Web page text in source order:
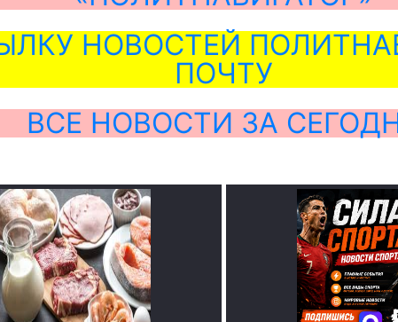
НОВОСТЕЙ
ПОЧТУ
ВСЕ НОВОСТИ ЗА